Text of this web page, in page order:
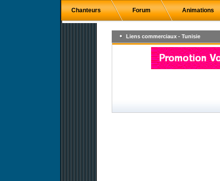
Chanteurs Forum Animations
Liens commerciaux - Tunisie